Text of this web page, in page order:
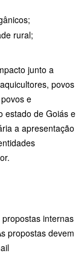
rural;
junto a
povos
e
estado de Goiás e
a apresentação
internas
propostas devem